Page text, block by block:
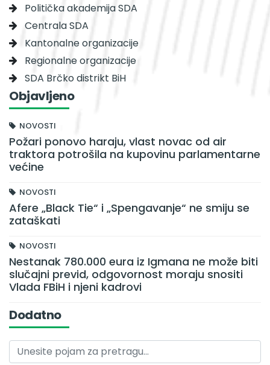
Politička akademija SDA
Centrala SDA
Kantonalne organizacije
Regionalne organizacije
SDA Brčko distrikt BiH
Objavljeno
NOVOSTI
Požari ponovo haraju, vlast novac od air
traktora potrošila na kupovinu parlamentarne
većine
NOVOSTI
Afere „Black Tie“ i „Spengavanje“ ne smiju se
zataškati
NOVOSTI
Nestanak 780.000 eura iz Igmana ne može biti
slučajni previd, odgovornost moraju snositi
Vlada FBiH i njeni kadrovi
Dodatno